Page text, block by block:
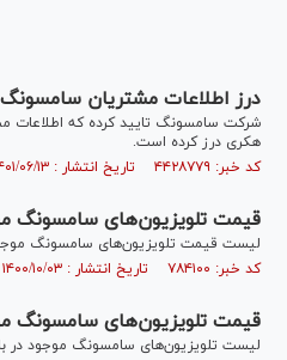
درز اطلاعات مشتریان سامسونگ
شرکت سامسونگ تایید کرده که اطلاعات
هکری درز کرده است.
کد خبر: ۴۴۲۸۷۷۹ تاریخ انتشار : ۱۴۰۱/۰۶/۱۳
قیمت تلویزیون‌های سامسونگ
لیست قیمت تلویزیون‌های سامسونگ
کد خبر: ۷۸۴۱۰۰ تاریخ انتشار : ۱۴۰۰/۱۰/۰۳
قیمت تلویزیون‌های سامسونگ
لیست تلویزیون‌های سامسونگ موجود در